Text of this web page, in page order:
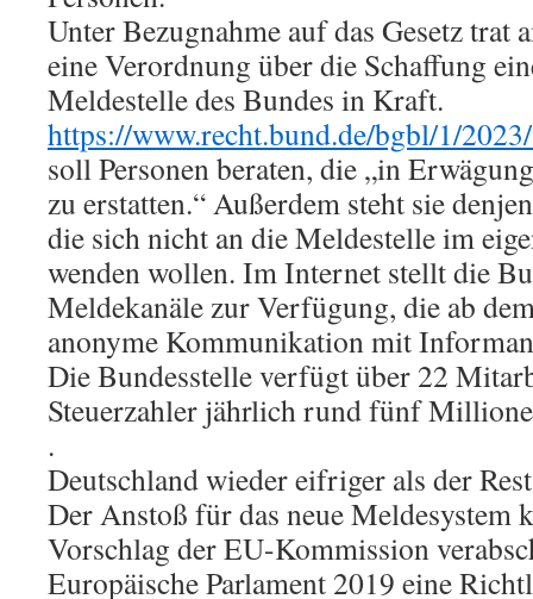
Unter Bezugnahme auf das Gesetz trat
eine Verordnung über die Schaffung
Meldestelle des Bundes in Kraft.
https://www.recht.bund.de/bgbl/1/
soll Personen beraten, die „in
zu erstatten.“ Außerdem steht sie
die sich nicht an die Meldestelle im
wenden wollen. Im Internet stellt die
Meldekanäle zur Verfügung, die ab
anonyme Kommunikation mit
Die Bundesstelle verfügt über 22
Steuerzahler jährlich rund fünf
.
Deutschland wieder eifriger als der
Der Anstoß für das neue Meldesystem
Vorschlag der EU-Kommission
Europäische Parlament 2019 eine